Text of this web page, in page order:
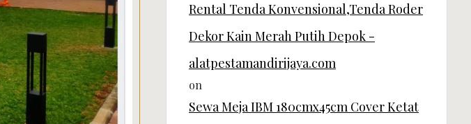
Rental Tenda Konvensional,Tenda Roder
Dekor Kain Merah Putih Depok -
alatpestamandirijaya.com
on
Sewa Meja IBM 180cmx45cm Cover Ketat